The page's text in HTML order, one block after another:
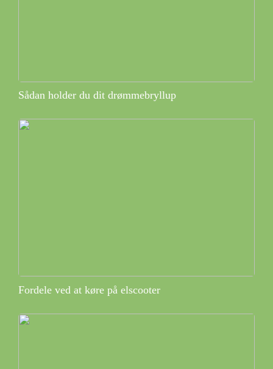
Sådan holder du dit drømmebryllup
Fordele ved at køre på elscooter